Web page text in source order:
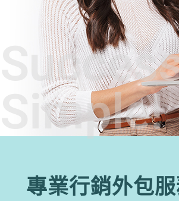
Simple!
專業行銷外包